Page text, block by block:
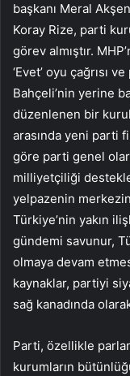
başkanı Meral
Koray Rize, parti
görev almıştır.
‘Evet’ oyu çağrısı
Bahçeli’nin yerine
düzenlenen bir
arasında yeni parti
göre parti genel
milliyetçiliği
yelpazenin
Türkiye’nin yakın
gündemi savunur,
olmaya devam
kaynaklar, partiyi
sağ kanadında
Parti, özellikle
kurumların